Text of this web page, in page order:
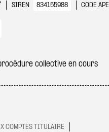
SIREN 834155988 CODE APE
collective en cours
COMPTES TITULAIRE